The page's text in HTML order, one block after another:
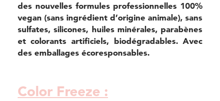
des nouvelles formules professionnelles 100%
vegan (sans ingrédient d’origine animale), sans
sulfates, silicones, huiles minérales, parabènes
et colorants artificiels, biodégradables. Avec
des emballages écoresponsables.
Color Freeze :